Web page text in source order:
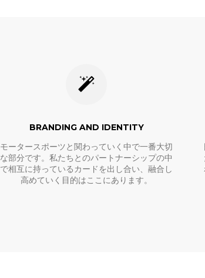
BRANDING AND IDENTITY
モータースポーツと関わっていく中で一番大切
な部分です。私たちとのパートナーシップの中
で相互に持っているカードを出し合い、融合し
高めていく目的はここにあります。